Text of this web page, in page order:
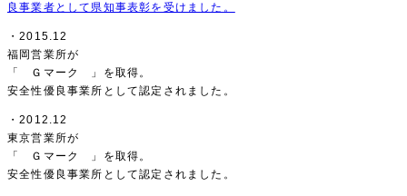
良事業者として県知事表彰を受けました。
・2015.12
福岡営業所が
「 Ｇマーク 」を取得。
安全性優良事業所として認定されました。
・2012.12
東京営業所が
「 Ｇマーク 」を取得。
安全性優良事業所として認定されました。